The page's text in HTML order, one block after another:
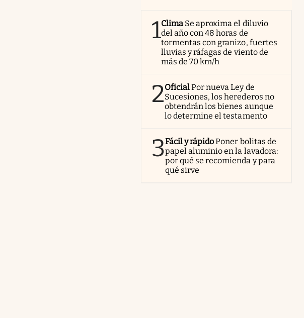
1Clima Se aproxima el diluvio
del año con 48 horas de
tormentas con granizo, fuertes
lluvias y ráfagas de viento de
más de 70 km/h
2OficialPor nueva Ley de
Sucesiones, los herederos no
obtendrán los bienes aunque
lo determine el testamento
3Fácil y rápidoPoner bolitas de
papel aluminio en la lavadora:
por qué se recomienda y para
qué sirve